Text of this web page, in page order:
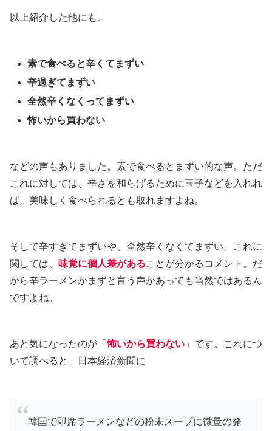
以上紹介した他にも、
素で食べると辛くてまずい
辛過ぎてまずい
全然辛くなくってまずい
怖いから買わない
などの声もありました。素で食べるとまずい的な声。ただ
これに対しては、辛さを和らげるために玉子などを入れれ
ば、美味しく食べられるとも取れますよね。
そして辛すぎてまずいや、全然辛くなくてまずい。これに
関しては、
味覚に個人差があることが分かるコメント。だ
から辛ラーメンがまずと言う声があっても当然ではあるん
ですよね。
あと気になったのが「怖いから買わない 」です。これにつ
いて調べると、日本経済新聞に
韓国で即席ラーメンなどの粉末スープに微量の発